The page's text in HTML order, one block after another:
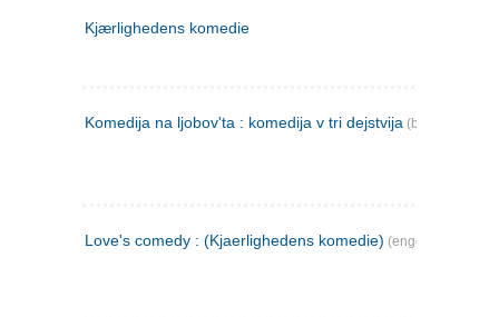
Kjærlighedens komedie
Komedija na ljobov'ta : komedija v tri dejstvija (bulgarsk)
Love's comedy : (Kjaerlighedens komedie) (engelsk)